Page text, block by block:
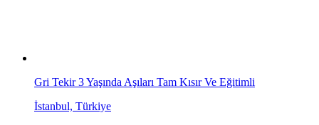
Gri Tekir 3 Yaşında Aşıları Tam Kısır Ve Eğitimli
İstanbul, Türkiye